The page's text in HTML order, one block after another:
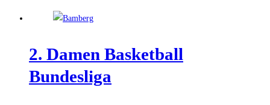
2. Damen Bas­ket­ball
Bundesliga